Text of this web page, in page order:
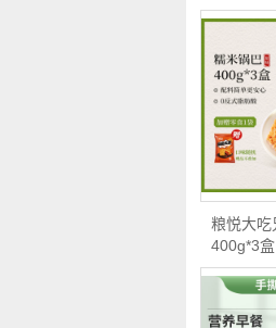
粮悦大吃
400g*3
折…